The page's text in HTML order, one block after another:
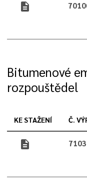
description
Bitumenové
rozpouštědel
KE STAŽENÍ Č.
description